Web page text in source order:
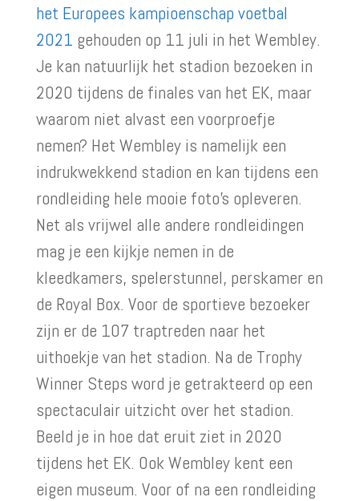
het Europees kampioenschap voetbal
2021 gehouden op 11 juli in het Wembley.
Je kan natuurlijk het stadion bezoeken in
2020 tijdens de finales van het EK, maar
waarom niet alvast een voorproefje
nemen? Het Wembley is namelijk een
indrukwekkend stadion en kan tijdens een
rondleiding hele mooie foto’s opleveren.
Net als vrijwel alle andere rondleidingen
mag je een kijkje nemen in de
kleedkamers, spelerstunnel, perskamer en
de Royal Box. Voor de sportieve bezoeker
zijn er de 107 traptreden naar het
uithoekje van het stadion. Na de Trophy
Winner Steps word je getrakteerd op een
spectaculair uitzicht over het stadion.
Beeld je in hoe dat eruit ziet in 2020
tijdens het EK. Ook Wembley kent een
eigen museum. Voor of na een rondleiding